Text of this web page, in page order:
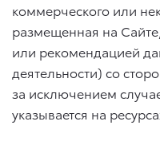
коммерческого или
размещенная на
или рекомендацией
деятельности) со
за исключением
указывается на